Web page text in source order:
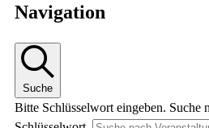
Navigation
Suche
Bitte Schlüsselwort eingeben. Suche